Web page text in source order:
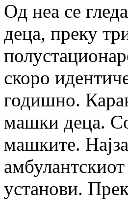
Oд неа се
деца, преку
скоро
годишно.
машки деца.
машките.
установи.